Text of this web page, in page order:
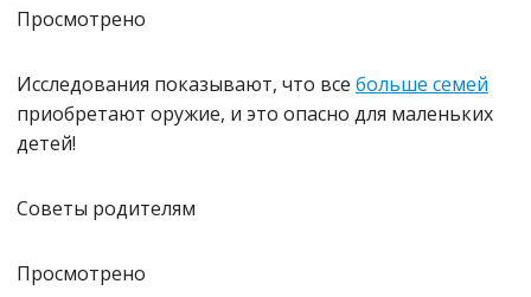
Просмотрено
Исследования показывают, что все больше семей
приобретают оружие, и это опасно для маленьких
детей!
Советы родителям
Просмотрено